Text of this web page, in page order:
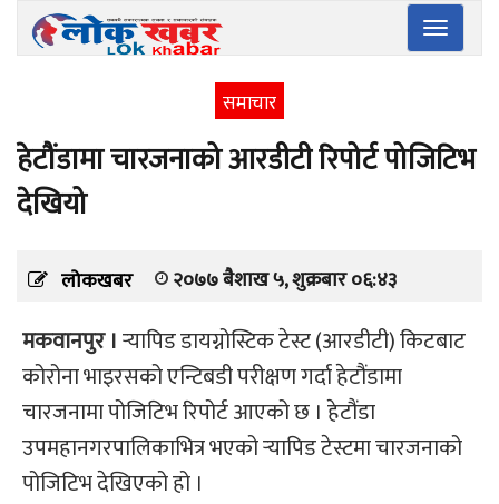
Toggle
समाचार
हेटौंडामा चारजनाको आरडीटी रिपोर्ट पोजिटिभ
देखियो
लोकखबर २०७७ बैशाख ५, शुक्रबार ०६:४३
मकवानपुर ।र्‍यापिड डायग्नोस्टिक टेस्ट (आरडीटी) किटबाट
कोरोना भाइरसको एन्टिबडी परीक्षण गर्दा हेटौंडामा
चारजनामा पोजिटिभ रिपोर्ट आएको छ । हेटौंडा
उपमहानगरपालिकाभित्र भएको र्‍यापिड टेस्टमा चारजनाको
पोजिटिभ देखिएको हो ।